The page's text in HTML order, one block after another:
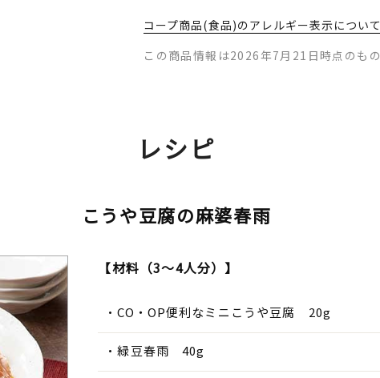
コープ商品(食品)のアレルギー表示につい
この商品情報は2026年7月21日時点のもの
レシピ
こうや豆腐の麻婆春雨
【材料（3～4人分）】
CO・OP便利なミニこうや豆腐 20g
緑豆春雨 40g